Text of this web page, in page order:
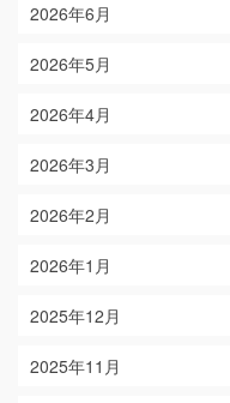
2026年6月
2026年5月
2026年4月
2026年3月
2026年2月
2026年1月
2025年12月
2025年11月